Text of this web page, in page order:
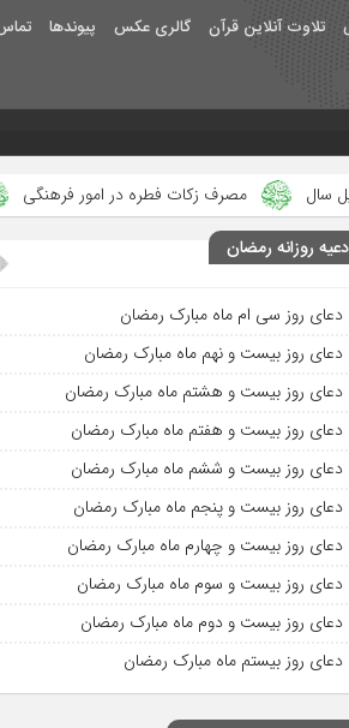
تلاوت آنلاین قرآن گالری عکس پیوندها
زکات فطره در امور فرهنگی جلوه‌های
روزانه رمضان
دعای روز سی ام ماه مبارک رمضان
دعای روز بیست و نهم ماه مبارک رمضان
دعای روز بیست و هشتم ماه مبارک رمضان
دعای روز بیست و هفتم ماه مبارک رمضان
دعای روز بیست و ششم ماه مبارک رمضان
دعای روز بیست و پنجم ماه مبارک رمضان
دعای روز بیست و چهارم ماه مبارک رمضان
دعای روز بیست و سوم ماه مبارک رمضان
دعای روز بیست و دوم ماه مبارک رمضان
دعای روز بیستم ماه مبارک رمضان